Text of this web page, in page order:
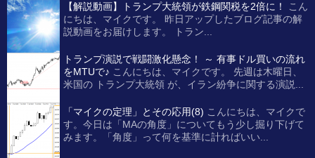
【解説動画】トランプ大統領が鉄鋼関税を2倍に！
こん
にちは、マイクです。 昨日アップしたブログ記事の解
説動画をお届けします。 トラン...
トランプ演説で戦闘激化懸念！ ～ 有事ドル買いの流れ
をMTUで♪ こんにちは、マイクです。 先週は木曜日、
米国の トランプ大統領 が、イラン紛争に関する演説...
「マイクの定理」とその応用(8) こんにちは、マイクで
す。今日は「MAの角度」についてもう少し掘り下げて
みます。「角度」って何を基準に計ればいい...